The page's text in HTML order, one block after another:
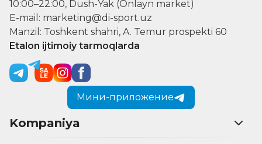
10:00–22:00, Dush-Yak (Onlayn market)
E-mail: marketing@di-sport.uz
Manzil: Toshkent shahri, A. Temur prospekti 60
Etalon ijtimoiy tarmoqlarda
Мини-приложение
Kompaniya